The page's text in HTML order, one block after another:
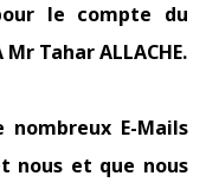
le compte du
Tahar ALLACHE.
E-Mails
nous et que nous